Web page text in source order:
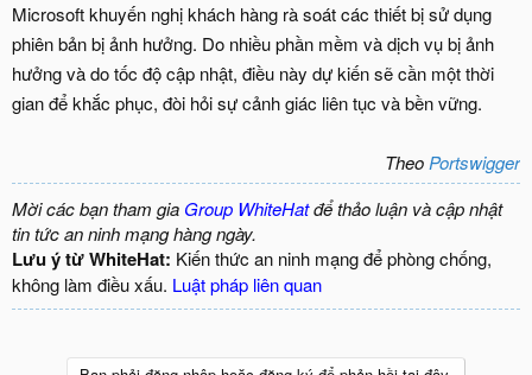
Microsoft khuyến nghị khách hàng rà soát các thiết bị sử dụng
phiên bản bị ảnh hưởng. Do nhiều phần mềm và dịch vụ bị ảnh
hưởng và do tốc độ cập nhật, điều này dự kiến sẽ cần một thời
gian để khắc phục, đòi hỏi sự cảnh giác liên tục và bền vững.
TheoPortswigger
Mời các bạn tham gia Group WhiteHatđể thảo luận và cập nhật
tin tức an ninh mạng hàng ngày.
Lưu ý từ WhiteHat: Kiến thức an ninh mạng để phòng chống,
không làm điều xấu. Luật pháp liên quan